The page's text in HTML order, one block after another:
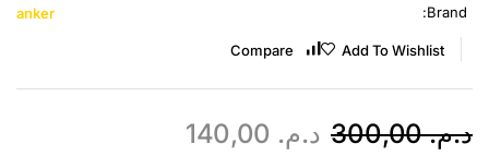
Brand:
anker
Add To Wishlist
Compare
د.م.300,00 د.م.